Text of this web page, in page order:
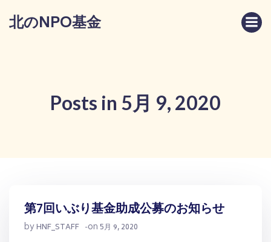
ス
キ
北のNPO基金
Posts in 5月 9, 2020
第7回いぶり基金助成公募のお知らせ
byHNF_STAFF -on5月 9, 2020